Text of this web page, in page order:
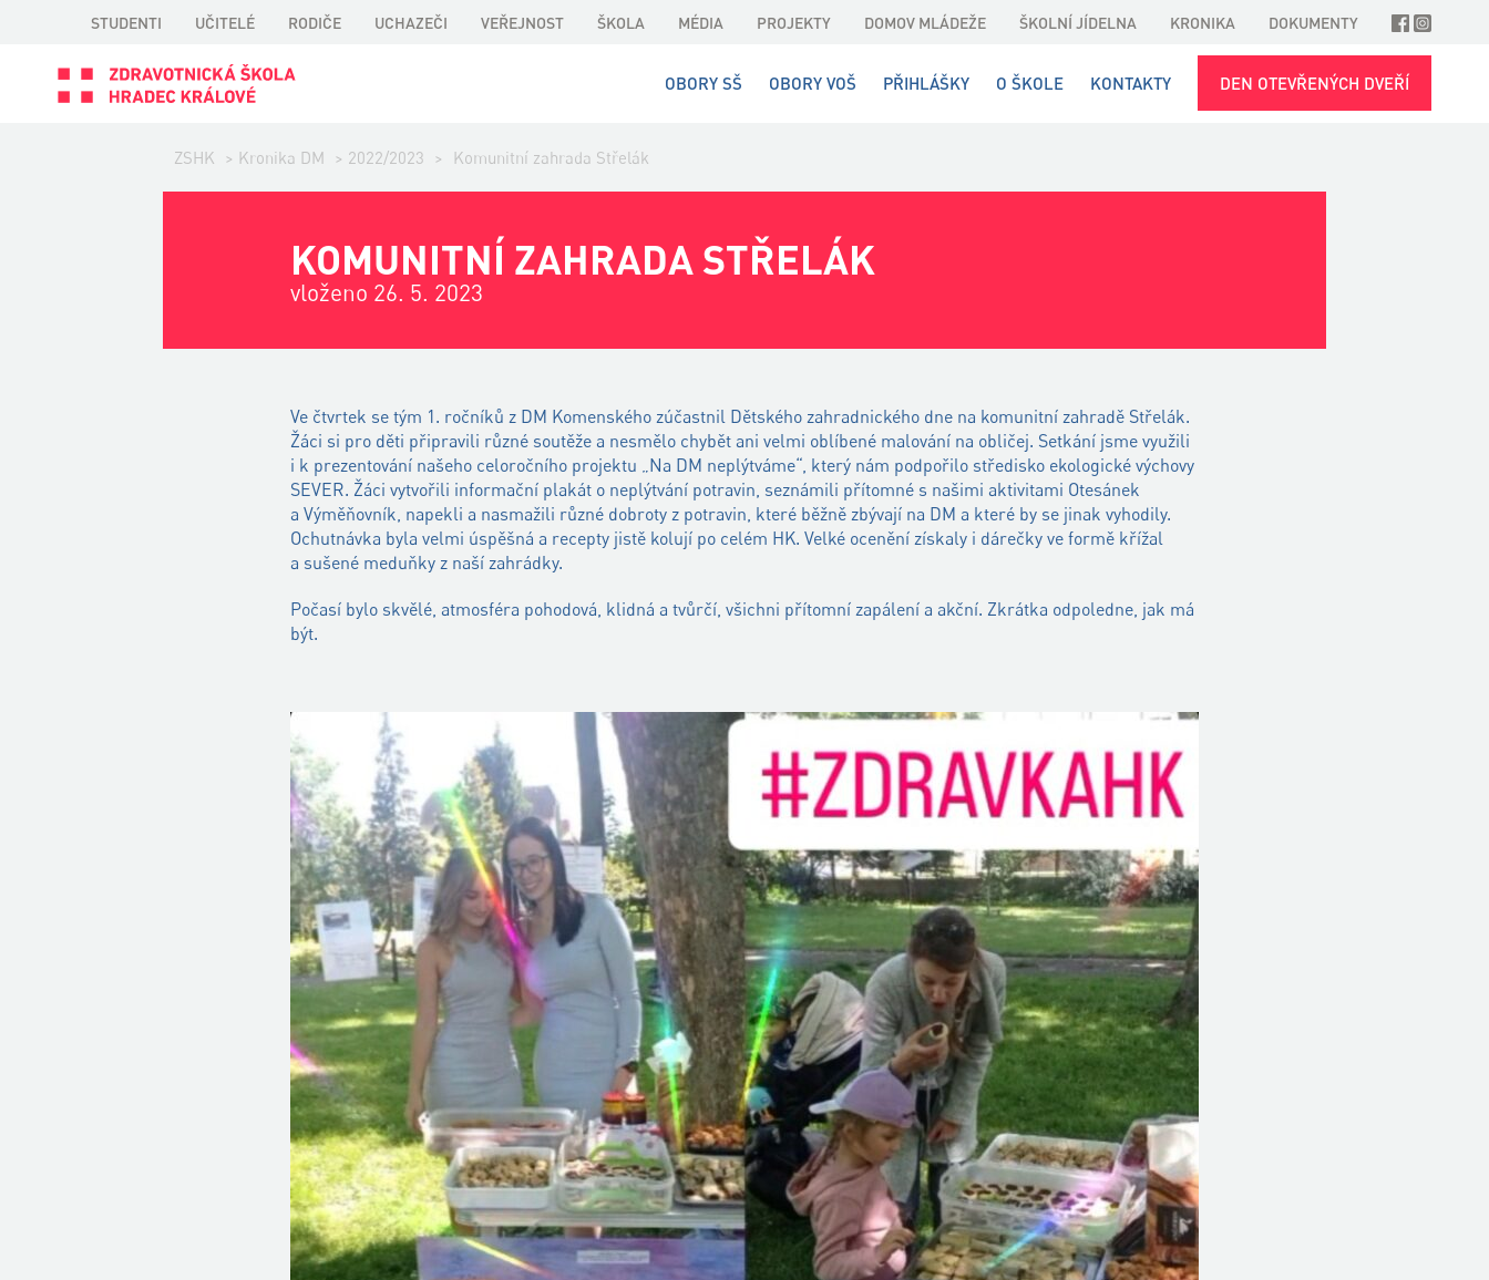
STUDENTI UČITELÉ RODIČE UCHAZEČI VEŘEJNOST ŠKOLA MÉDIA PROJEKTY DOMOV MLÁDEŽE ŠKOLNÍ JÍDELNA KRONIKA DOKUMENTY
OBORY SŠ OBORY VOŠ PŘIHLÁŠKY O ŠKOLE KONTAKTY DEN OTEVŘENÝCH DVEŘÍ
ZSHK > Kronika DM > 2022/2023 > Komunitní zahrada Střelák
KOMUNITNÍ ZAHRADA STŘELÁK
vloženo 26. 5. 2023
Ve čtvrtek se tým 1. ročníků z DM Komenského zúčastnil Dětského zahradnického dne na komunitní zahradě Střelák.
Žáci si pro děti připravili různé soutěže a nesmělo chybět ani velmi oblíbené malování na obličej. Setkání jsme využili
i k prezentování našeho celoročního projektu „Na DM neplýtváme“, který nám podpořilo středisko ekologické výchovy
SEVER. Žáci vytvořili informační plakát o neplýtvání potravin, seznámili přítomné s našimi aktivitami Otesánek
a Výměňovník, napekli a nasmažili různé dobroty z potravin, které běžně zbývají na DM a které by se jinak vyhodily.
Ochutnávka byla velmi úspěšná a recepty jistě kolují po celém HK. Velké ocenění získaly i dárečky ve formě křížal
a sušené meduňky z naší zahrádky.
Počasí bylo skvělé, atmosféra pohodová, klidná a tvůrčí, všichni přítomní zapálení a akční. Zkrátka odpoledne, jak má
být.